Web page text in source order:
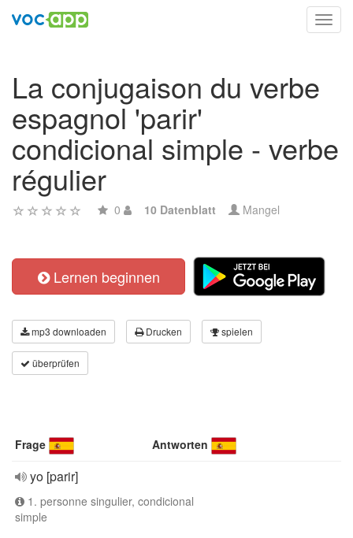
La conjugaison du verbe
espagnol 'parir'
condicional simple - verbe
régulier
0 10 Datenblatt Mangel
Lernen beginnen
mp3 downloaden Drucken spielen
überprüfen
Frage Antworten
yo [parir]
1. personne singulier, condicional
simple